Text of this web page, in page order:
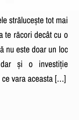
strălucește tot mai
te răcori decât cu o
nu este doar un loc
și o investiție
ce vara aceasta […]